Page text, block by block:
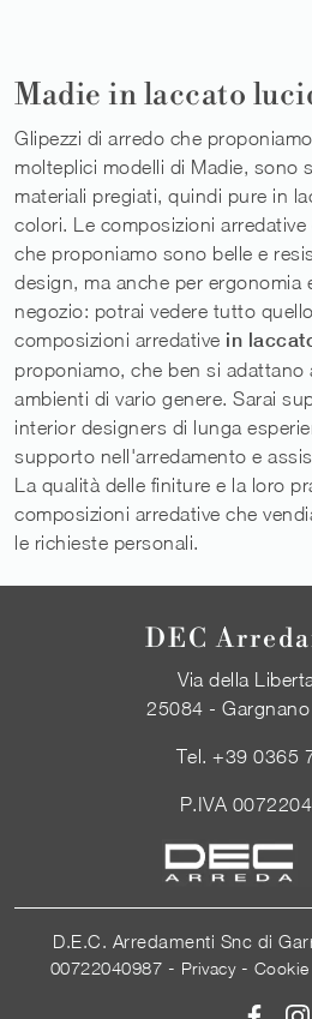
Madie in laccato
Glipezzi di arredo che
molteplici modelli di Madie, sono
materiali pregiati, quindi pure in
colori. Le composizioni
che proponiamo sono belle e
design, ma anche per ergonomia
negozio: potrai vedere tutto
composizioni arredative in
proponiamo, che ben si adattano
ambienti di vario genere. Sarai
interior designers di lunga
supporto nell'arredamento e
La qualità delle finiture e la loro
composizioni arredative che
le richieste personali.
DEC
Via della
25084 - Gargnano
Tel.+39 0365
P.IVA
D.E.C. Arredamenti Snc di
00722040987 - Privacy- Cookie